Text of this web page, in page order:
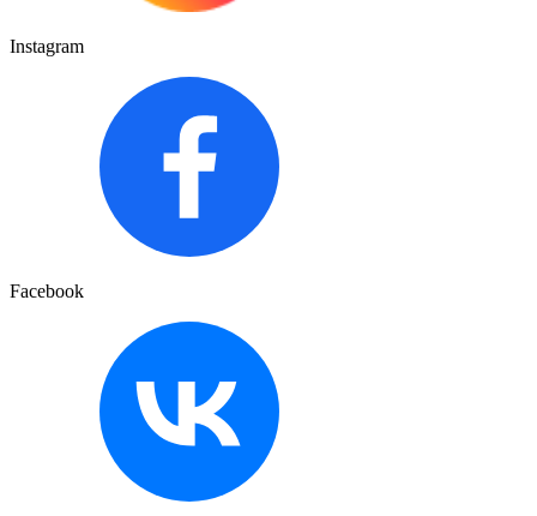
Instagram
Facebook